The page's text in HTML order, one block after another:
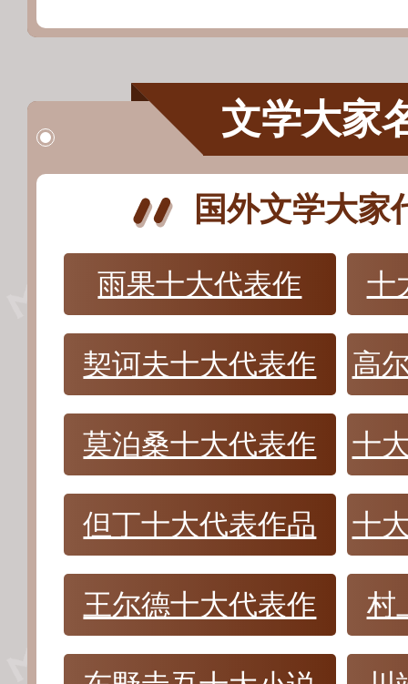
文学大家
国外文学大家
雨果十大代表作 十
契诃夫十大代表作 高
莫泊桑十大代表作 十
但丁十大代表作品 十
王尔德十大代表作 村